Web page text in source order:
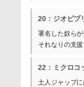
20：ジオビブ
署名した奴ら
それなりの支
22：ミクロコ
土人ジャップ